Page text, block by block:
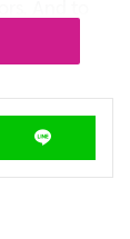
another
Line